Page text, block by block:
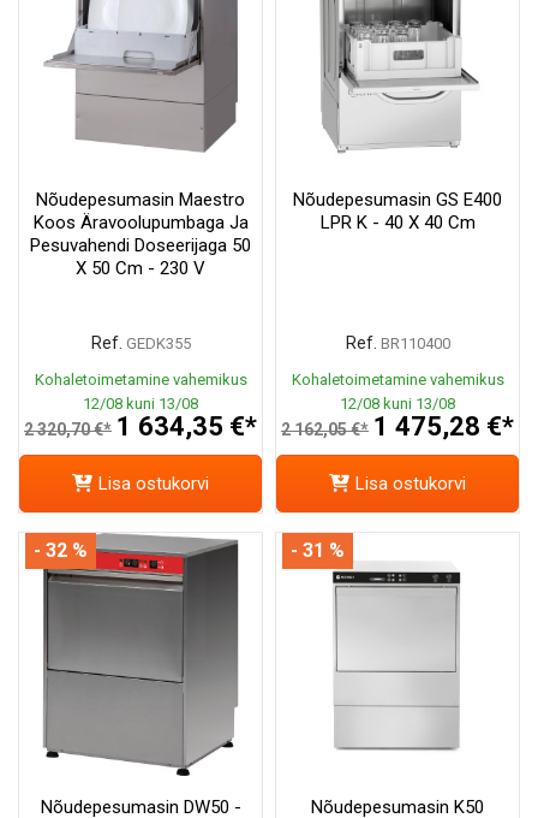
Nõudepesumasin Maestro
Koos Äravoolupumbaga Ja
Pesuvahendi Doseerijaga 50
X 50 Cm - 230 V
Ref. GEDK355
Kohaletoimetamine vahemikus
12/08 kuni 13/08
2 320,70 €* 1 634,35 €*
Lisa ostukorvi
Nõudepesumasin GS E400
LPR K - 40 X 40 Cm
Ref. BR110400
Kohaletoimetamine vahemikus
12/08 kuni 13/08
2 162,05 €* 1 475,28 €*
Lisa ostukorvi
Nõudepesumasin DW50 -
- 32 %
Nõudepesumasin K50
- 31 %